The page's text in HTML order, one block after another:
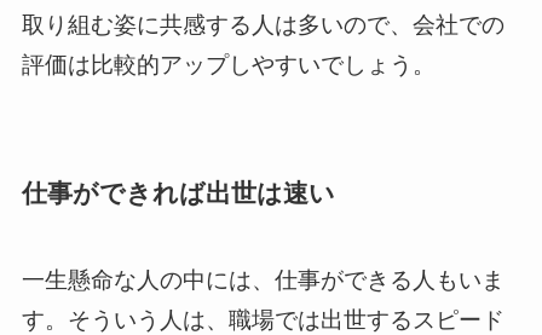
取り組む姿に共感する人は多いので、会社での
評価は比較的アップしやすいでしょう。
仕事ができれば出世は速い
一生懸命な人の中には、仕事ができる人もいま
す。そういう人は、職場では出世するスピード